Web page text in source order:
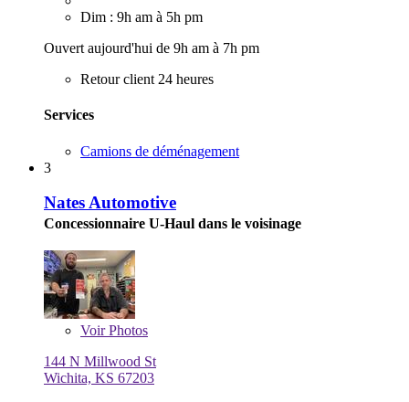
Dim : 9h am à 5h pm
Ouvert aujourd'hui de 9h am à 7h pm
Retour client 24 heures
Services
Camions de déménagement
3
Nates Automotive
Concessionnaire U-Haul dans le voisinage
VoirPhotos
144 N Millwood St
Wichita, KS 67203